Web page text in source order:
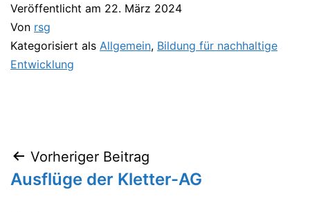
Veröffentlicht am 22. März 2024
Von rsg
Kategorisiert als Allgemein, Bildung für nachhaltige
Entwicklung
Beitragsnavigation
Vorheriger Beitrag
Ausflüge der Kletter-AG